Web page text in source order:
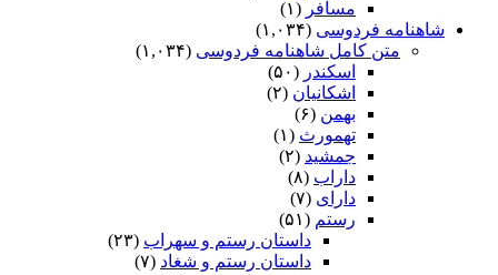
مسافر (۱)
شاهنامه فردوسی (۱,۰۳۴)
متن کامل شاهنامه فردوسی (۱,۰۳۴)
اسکندر (۵۰)
اشکانیان (۲)
بهمن (۶)
تهمورث (۱)
جمشید (۲)
داراب (۸)
دارای (۷)
رستم (۵۱)
داستان رستم و سهراب (۲۳)
داستان رستم و شغاد (۷)